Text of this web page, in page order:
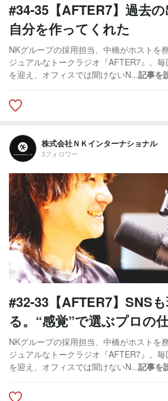
#34-35【AFTER7】過去
自分を作ってくれた
NKグループの採用担当、中橋がホストを
ジュアルなトークラジオ『AFTER7』。
を迎え、オフィスでは聞けないN...記事を
株式会社ＮＫインターナショナル
3フォロワー
#32-33【AFTER7】SNS
る。“感覚”で選ぶプロの
NKグループの採用担当、中橋がホストを
ジュアルなトークラジオ『AFTER7』。
を迎え、オフィスでは聞けないN...記事を